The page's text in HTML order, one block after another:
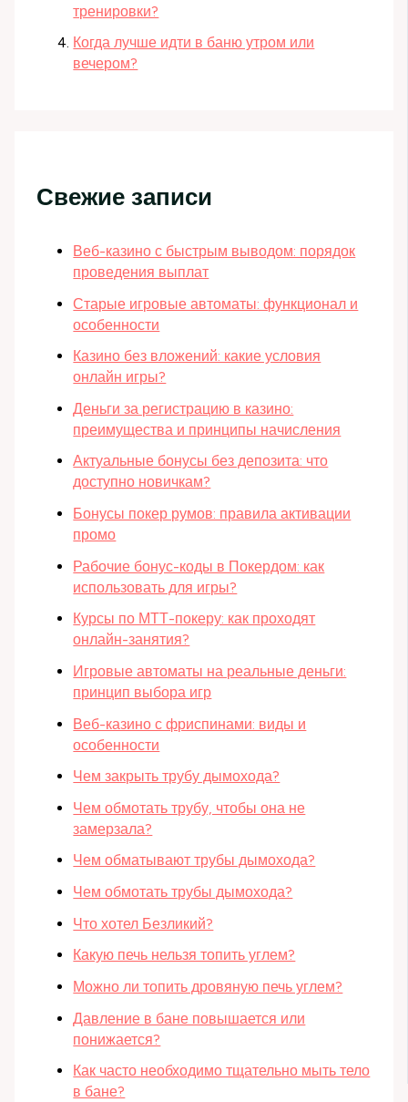
тренировки?
Когда лучше идти в баню утром или
вечером?
Свежие записи
Веб-казино с быстрым выводом: порядок
проведения выплат
Старые игровые автоматы: функционал и
особенности
Казино без вложений: какие условия
онлайн игры?
Деньги за регистрацию в казино:
преимущества и принципы начисления
Актуальные бонусы без депозита: что
доступно новичкам?
Бонусы покер румов: правила активации
промо
Рабочие бонус-коды в Покердом: как
использовать для игры?
Курсы по МТТ-покеру: как проходят
онлайн-занятия?
Игровые автоматы на реальные деньги:
принцип выбора игр
Веб-казино с фриспинами: виды и
особенности
Чем закрыть трубу дымохода?
Чем обмотать трубу, чтобы она не
замерзала?
Чем обматывают трубы дымохода?
Чем обмотать трубы дымохода?
Что хотел Безликий?
Какую печь нельзя топить углем?
Можно ли топить дровяную печь углем?
Давление в бане повышается или
понижается?
Как часто необходимо тщательно мыть тело
в бане?